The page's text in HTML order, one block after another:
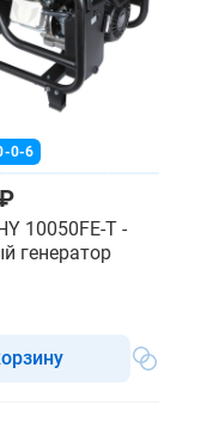
0-6
10050FE-T -
генератор